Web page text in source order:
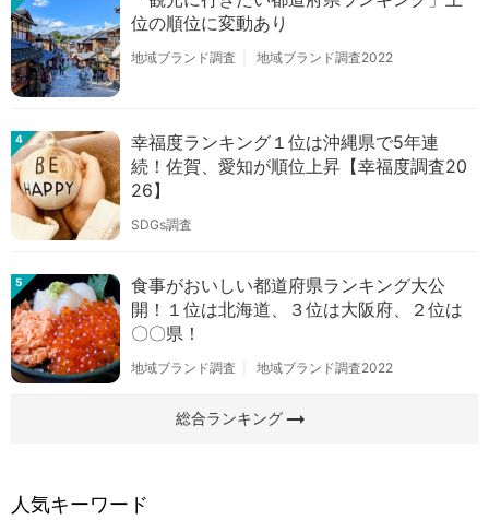
位の順位に変動あり
地域ブランド調査 地域ブランド調査2022
4
幸福度ランキング１位は沖縄県で5年連
続！佐賀、愛知が順位上昇【幸福度調査20
26】
SDGs調査
5
食事がおいしい都道府県ランキング大公
開！１位は北海道、３位は大阪府、２位は
〇〇県！
地域ブランド調査 地域ブランド調査2022
総合ランキングarrow_right_alt
人気キーワード